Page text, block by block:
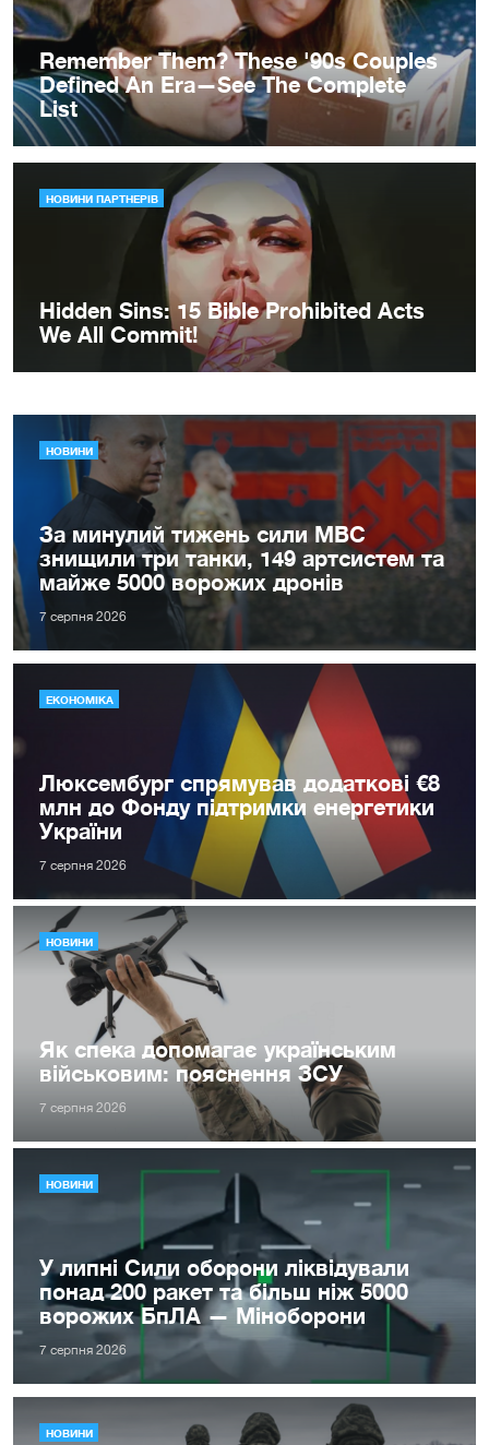
НОВИНИ
За минулий тижень сили МВС
знищили три танки, 149 артсистем та
майже 5000 ворожих дронів
7 серпня 2026
ЕКОНОМІКА
Люксембург спрямував додаткові €8
млн до Фонду підтримки енергетики
України
7 серпня 2026
НОВИНИ
Як спека допомагає українським
військовим: пояснення ЗСУ
7 серпня 2026
НОВИНИ
У липні Сили оборони ліквідували
понад 200 ракет та більш ніж 5000
ворожих БпЛА — Міноборони
7 серпня 2026
НОВИНИ